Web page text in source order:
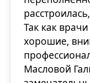
Так как
хорошие,
Масловой